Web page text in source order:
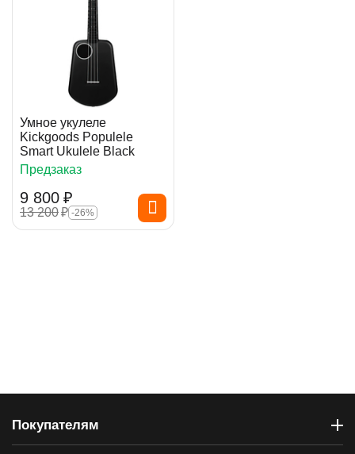
Умное укулеле
Kickgoods Populele
Smart Ukulele Black
Предзаказ
9 800 ₽
13 200₽ -26%
Покупателям